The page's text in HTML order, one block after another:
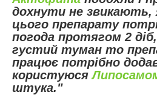
дохнути не звикають,
цього препарату
погода протягом 2
густий туман то
працює потрібно
користуюся
штука."